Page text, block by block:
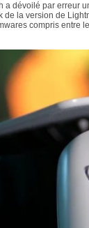
a dévoilé par erreur
de la version de
compris entre